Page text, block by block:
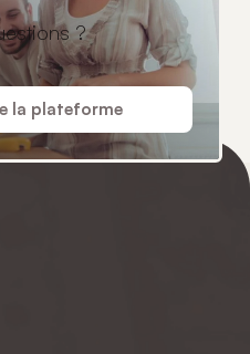
?
la plateforme